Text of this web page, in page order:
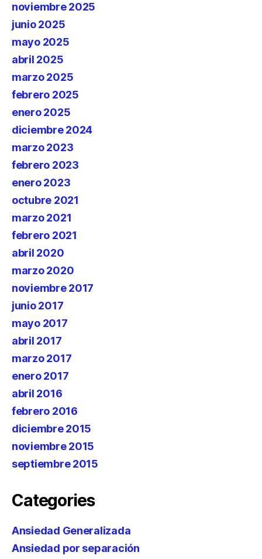
noviembre 2025
junio 2025
mayo 2025
abril 2025
marzo 2025
febrero 2025
enero 2025
diciembre 2024
marzo 2023
febrero 2023
enero 2023
octubre 2021
marzo 2021
febrero 2021
abril 2020
marzo 2020
noviembre 2017
junio 2017
mayo 2017
abril 2017
marzo 2017
enero 2017
abril 2016
febrero 2016
diciembre 2015
noviembre 2015
septiembre 2015
Categories
Ansiedad Generalizada
Ansiedad por separación